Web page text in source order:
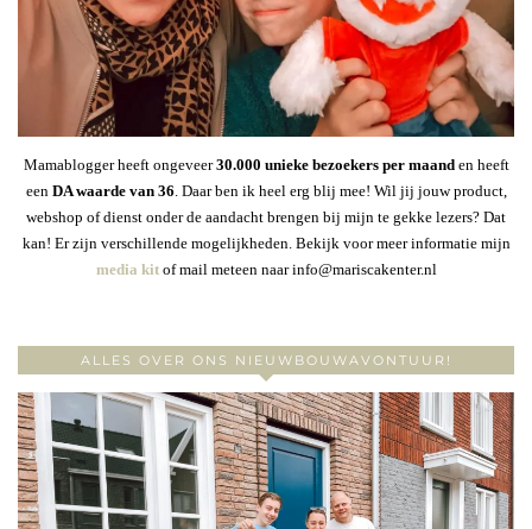
Mamablogger heeft ongeveer30.000 unieke bezoekers per maanden heeft
een DA waarde van 36 . Daar ben ik heel erg blij mee! Wil jij jouw product,
webshop of dienst onder de aandacht brengen bij mijn te gekke lezers? Dat
kan! Er zijn verschillende mogelijkheden. Bekijk voor meer informatie mijn
media kitof mail meteen naar info@mariscakenter.nl
ALLES OVER ONS NIEUWBOUWAVONTUUR!